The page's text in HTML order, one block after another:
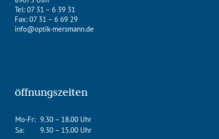
Tel: 07 31 – 6 39 31
Fax: 07 31 – 6 69 29
info@optik-mersmann.de
öffnungszeiten
Mo-Fr: 9.30 – 18.00 Uhr
Sa:
9.30 – 15.00 Uhr